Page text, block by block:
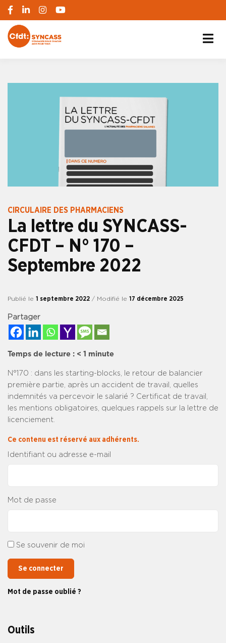
Outils
CIRCULAIRE DES PHARMACIENS
La lettre du SYNCASS-
CFDT – N° 170 –
Septembre 2022
Publié le 1 septembre 2022 / Modifié le 17 décembre 2025
Partager
Temps de lecture : < 1 minute
N°170 : dans les starting-blocks, le retour de balancier
première partie, après un accident de travail, quelles
indemnités va percevoir le salarié ? Certificat de travail,
les mentions obligatoires, quelques rappels sur la lettre de
licenciement.
Ce contenu est réservé aux adhérents.
Identifiant ou adresse e-mail
Mot de passe
Se souvenir de moi
Se connecter
Mot de passe oublié ?